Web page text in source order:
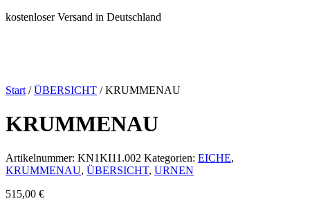
kostenloser Versand in Deutschland
Start /ÜBERSICHT / KRUMMENAU
KRUMMENAU
Artikelnummer: KN1KI11.002 Kategorien: EICHE,
KRUMMENAU, ÜBERSICHT, URNEN
515,00 €